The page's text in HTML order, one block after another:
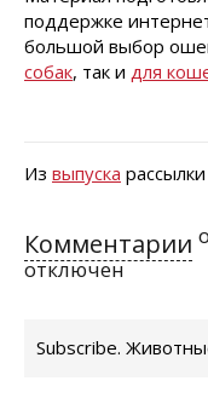
поддержке
большой выбор
собак, так и для
Из выпуска рассылки
Комментарии
отключен
Subscribe.